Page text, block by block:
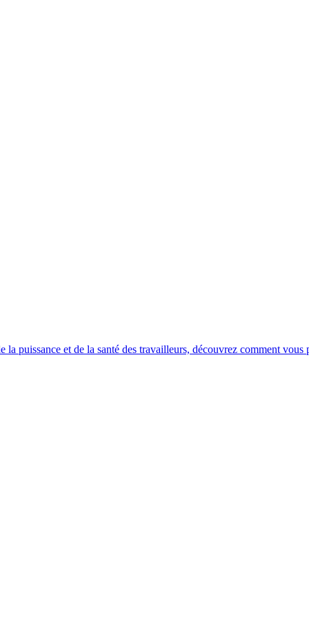
puissance et de la santé des travailleurs, découvrez comment